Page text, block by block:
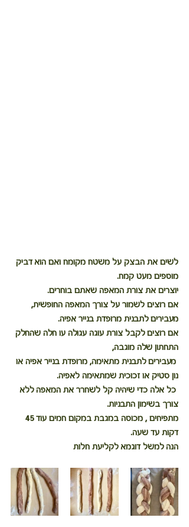
לשים את הבצק על משטח מקומח ואם הוא דביק
מוספים מעט קמח.
יוצרים את צורת המאפה שאתם בוחרים.
אם רוצים לשמור על צורך המאפה החופשית,
מעבירים לתבנית מרופדת בנייר אפיה.
אם רוצים לקבל צורת עוגה עגולה עו חלה שהחלק
התחתון שלה מוגבה,
מעבירים לתבנית מתאימה, מרופדת בנייר אפיה או
נון סטיק או זכוכית שמתאימה לאפיה.
כל אלה כדי שיהיה קל לשחרר את המאפה ללא
צורך בשימון התבניות.
דקות עד שעה.
הנה למשל דוגמא לקליעת חלות